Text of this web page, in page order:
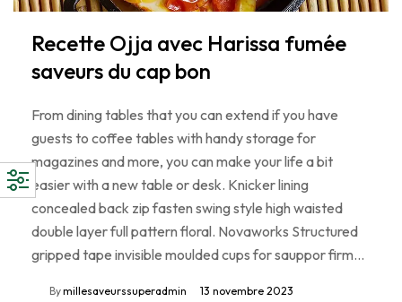
Recette Ojja avec Harissa fumée
saveurs du cap bon
From dining tables that you can extend if you have
guests to coffee tables with handy storage for
magazines and more, you can make your life a bit
easier with a new table or desk. Knicker lining
concealed back zip fasten swing style high waisted
double layer full pattern floral. Novaworks Structured
gripped tape invisible moulded cups for sauppor firm…
Bymillesaveurssuperadmin 13 novembre 2023